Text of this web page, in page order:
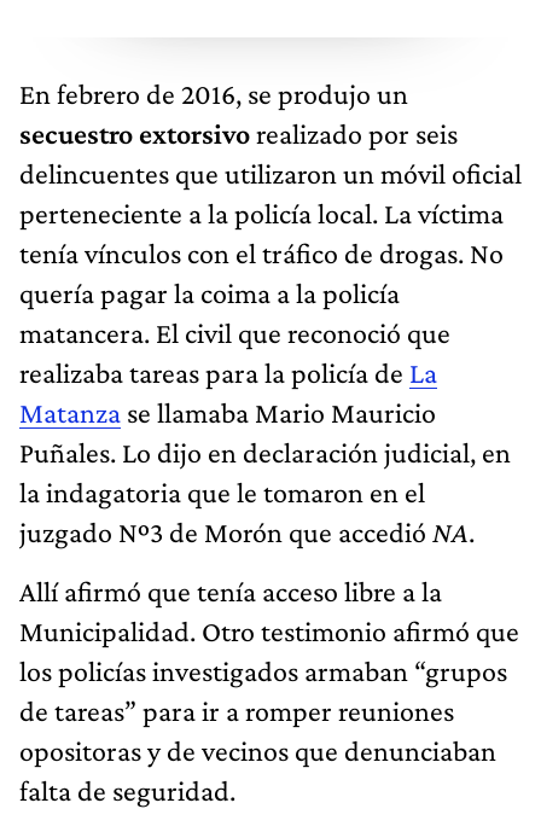
En febrero de 2016, se produjo un
secuestro extorsivorealizado por seis
delincuentes que utilizaron un móvil oficial
perteneciente a la policía local. La víctima
tenía vínculos con el tráfico de drogas. No
quería pagar la coima a la policía
matancera. El civil que reconoció que
realizaba tareas para la policía de La
Matanza se llamaba Mario Mauricio
Puñales. Lo dijo en declaración judicial, en
la indagatoria que le tomaron en el
juzgado Nº3 de Morón que accedió NA.
Allí afirmó que tenía acceso libre a la
Municipalidad. Otro testimonio afirmó que
los policías investigados armaban “grupos
de tareas” para ir a romper reuniones
opositoras y de vecinos que denunciaban
falta de seguridad.